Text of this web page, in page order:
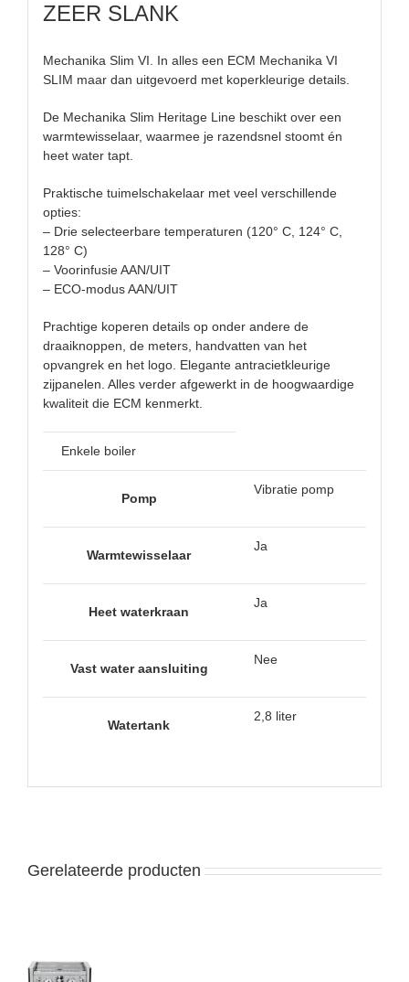
ZEER SLANK
Mechanika Slim VI. In alles een ECM Mechanika VI
SLIM maar dan uitgevoerd met koperkleurige details.
De Mechanika Slim Heritage Line beschikt over een
warmtewisselaar, waarmee je razendsnel stoomt én
heet water tapt.
Praktische tuimelschakelaar met veel verschillende
opties:
– Drie selecteerbare temperaturen (120° C, 124° C,
128° C)
– Voorinfusie AAN/UIT
– ECO-modus AAN/UIT
Prachtige koperen details op onder andere de
draaiknoppen, de meters, handvatten van het
opvangrek en het logo. Elegante antracietkleurige
zijpanelen. Alles verder afgewerkt in de hoogwaardige
kwaliteit die ECM kenmerkt.
Enkele boiler
Pomp
Vibratie pomp
Warmtewisselaar
Ja
Heet waterkraan
Ja
Vast water aansluiting
Nee
Watertank
2,8 liter
Gerelateerde producten